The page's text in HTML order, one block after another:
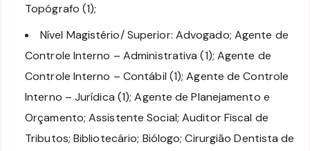
Topógrafo (1);
Nível Magistério/ Superior: Advogado; Agente de
Controle Interno – Administrativa (1); Agente de
Controle Interno – Contábil (1); Agente de Controle
Interno – Jurídica (1); Agente de Planejamento e
Orçamento; Assistente Social; Auditor Fiscal de
Tributos; Bibliotecário; Biólogo; Cirurgião Dentista de